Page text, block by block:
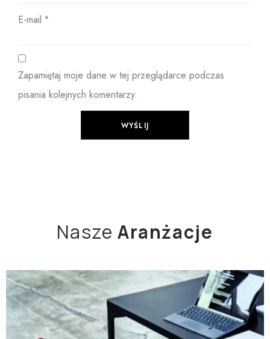
E-mail *
Zapamiętaj moje dane w tej przeglądarce podczas
pisania kolejnych komentarzy.
NaszeAranżacje